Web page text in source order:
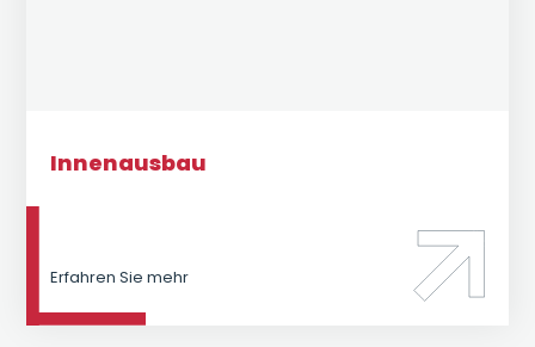
Innenausbau
Erfahren Sie mehr